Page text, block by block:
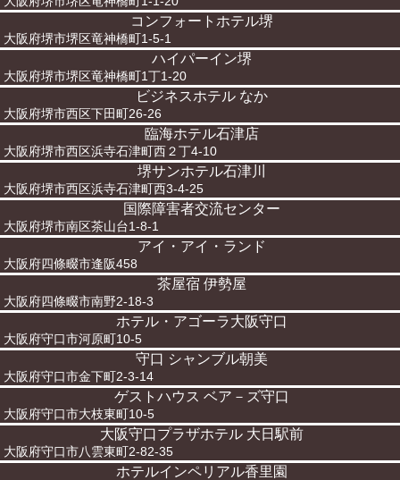
コンフォートホテル堺
大阪府堺市堺区竜神橋町1-5-1
ハイパーイン堺
大阪府堺市堺区竜神橋町1丁1-20
ビジネスホテル なか
大阪府堺市西区下田町26-26
臨海ホテル石津店
大阪府堺市西区浜寺石津町西２丁4-10
堺サンホテル石津川
大阪府堺市西区浜寺石津町西3-4-25
国際障害者交流センター
大阪府堺市南区茶山台1-8-1
アイ・アイ・ランド
大阪府四條畷市逢阪458
茶屋宿 伊勢屋
大阪府四條畷市南野2-18-3
ホテル・アゴーラ大阪守口
大阪府守口市河原町10-5
守口 シャンブル朝美
大阪府守口市金下町2-3-14
ゲストハウス ベア－ズ守口
大阪府守口市大枝東町10-5
大阪守口プラザホテル 大日駅前
大阪府守口市八雲東町2-82-35
ホテルインペリアル香里園